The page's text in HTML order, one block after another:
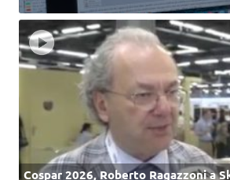
Cospar 2026, Roberto Ragazzoni a